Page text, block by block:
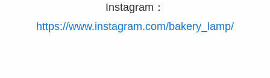
Instagram：
https://www.instagram.com/bakery_lamp/